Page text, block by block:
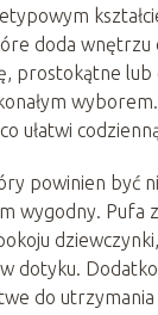
doda wnętrzu
prostokątne lub
ułatwi
powinien być
wygodny. Pufa
dotyku.
do